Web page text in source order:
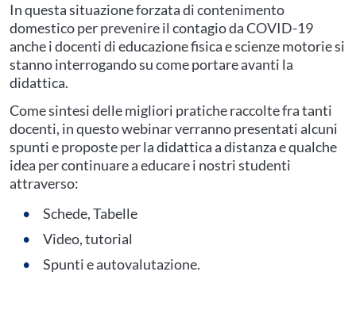
In questa situazione forzata di contenimento
domestico per prevenire il contagio da COVID-19
anche i docenti di educazione fisica e scienze motorie si
stanno interrogando su come portare avanti la
didattica.
Come sintesi delle migliori pratiche raccolte fra tanti
docenti, in questo webinar verranno presentati alcuni
spunti e proposte per la didattica a distanza e qualche
idea per continuare a educare i nostri studenti
attraverso:
Schede, Tabelle
Video, tutorial
Spunti e autovalutazione.